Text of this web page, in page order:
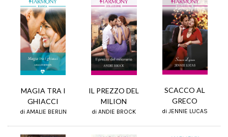
MAGIA TRA I
GHIACCI
di AMALIE BERLIN
IL PREZZO DEL
MILION
di ANDIE BROCK
SCACCO AL
GRECO
di JENNIE LUCAS